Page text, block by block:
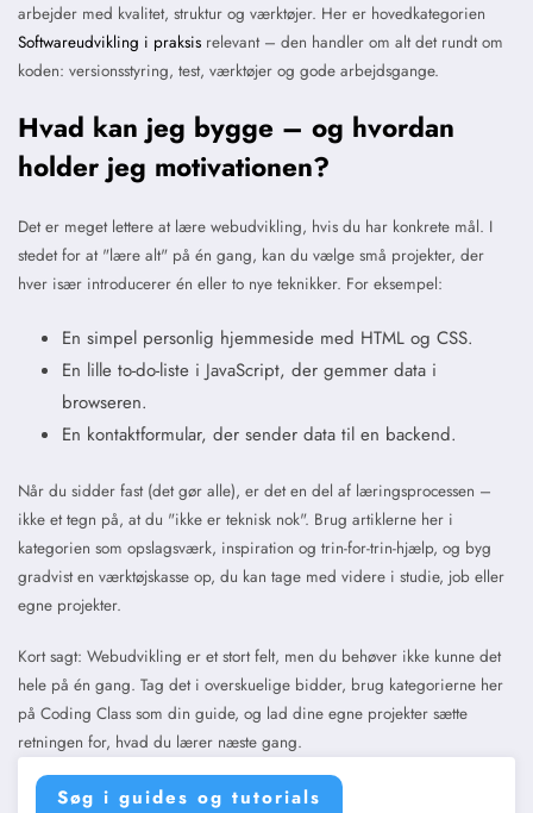
arbejder med kvalitet, struktur og værktøjer. Her er hovedkategorien
Softwareudvikling i praksis relevant – den handler om alt det rundt om
koden: versionsstyring, test, værktøjer og gode arbejdsgange.
Hvad kan jeg bygge – og hvordan
holder jeg motivationen?
Det er meget lettere at lære webudvikling, hvis du har konkrete mål. I
stedet for at "lære alt" på én gang, kan du vælge små projekter, der
hver især introducerer én eller to nye teknikker. For eksempel:
En simpel personlig hjemmeside med HTML og CSS.
En lille to-do-liste i JavaScript, der gemmer data i
browseren.
En kontaktformular, der sender data til en backend.
Når du sidder fast (det gør alle), er det en del af læringsprocessen –
ikke et tegn på, at du "ikke er teknisk nok". Brug artiklerne her i
kategorien som opslagsværk, inspiration og trin-for-trin-hjælp, og byg
gradvist en værktøjskasse op, du kan tage med videre i studie, job eller
egne projekter.
Kort sagt: Webudvikling er et stort felt, men du behøver ikke kunne det
hele på én gang. Tag det i overskuelige bidder, brug kategorierne her
på Coding Class som din guide, og lad dine egne projekter sætte
retningen for, hvad du lærer næste gang.
Søg i guides og tutorials